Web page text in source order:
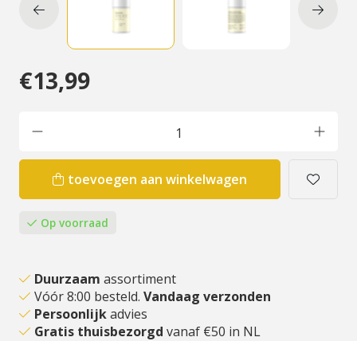
€13,99
toevoegen aan winkelwagen
Op voorraad
Duurzaam assortiment
Vóór 8:00 besteld. Vandaag verzonden
Persoonlijkadvies
Gratis thuisbezorgd vanaf €50 in NL